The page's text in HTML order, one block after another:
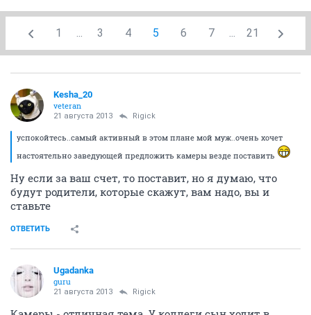
1 ... 3 4 5 6 7 ... 21
Kesha_20
veteran
21 августа 2013 Rigick
успокойтесь..самый активный в этом плане мой муж..очень хочет
настоятельно заведующей предложить камеры везде поставить
Ну если за ваш счет, то поставит, но я думаю, что
будут родители, которые скажут, вам надо, вы и
ставьте
ОТВЕТИТЬ
Ugadanka
guru
21 августа 2013 Rigick